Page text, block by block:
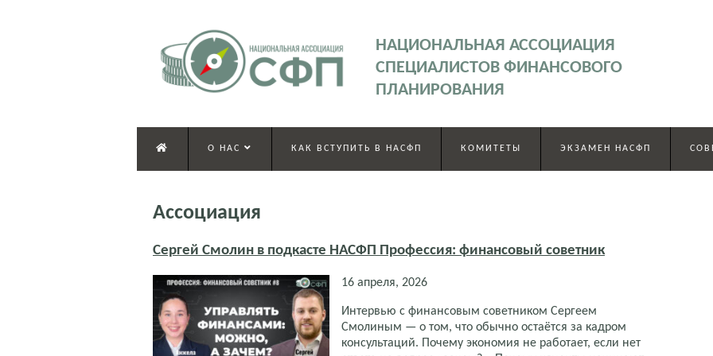
НАЦИОНАЛЬНАЯ АССОЦИАЦИЯ
СПЕЦИАЛИСТОВ ФИНАНСОВОГО
ПЛАНИРОВАНИЯ
О НАС КАК ВСТУПИТЬ В НАСФП КОМИТЕТЫ ЭКЗАМЕН НАСФП
Ассоциация
Сергей Смолин в подкасте НАСФП Профессия: финансовый советник
16 апреля, 2026
Интервью с финансовым советником Сергеем
Смолиным — о том, что обычно остаётся за кадром
консультаций. Почему экономия не работает, если нет